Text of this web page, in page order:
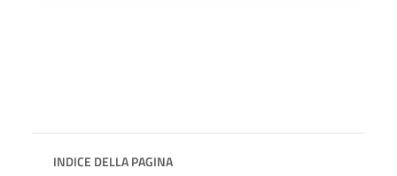
INDICE DELLA PAGINA